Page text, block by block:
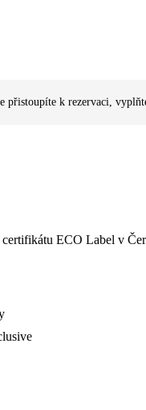
přistoupíte k rezervaci,
ECO Label v